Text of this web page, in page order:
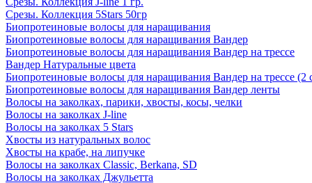
Срезы. Коллекция 5Stars 50гр
Биопротеиновые волосы для наращивания
Биопротеиновые волосы для наращивания Вандер
Биопротеиновые волосы для наращивания Вандер на трессе
Вандер Натуральные цвета
Биопротеиновые волосы для наращивания Вандер на трессе (2
Биопротеиновые волосы для наращивания Вандер ленты
Волосы на заколках, парики, хвосты, косы, челки
Волосы на заколках J-line
Волосы на заколках 5 Stars
Хвосты из натуральных волос
Хвосты на крабе, на липучке
Волосы на заколках Classic, Berkana, SD
Волосы на заколках Джульетта